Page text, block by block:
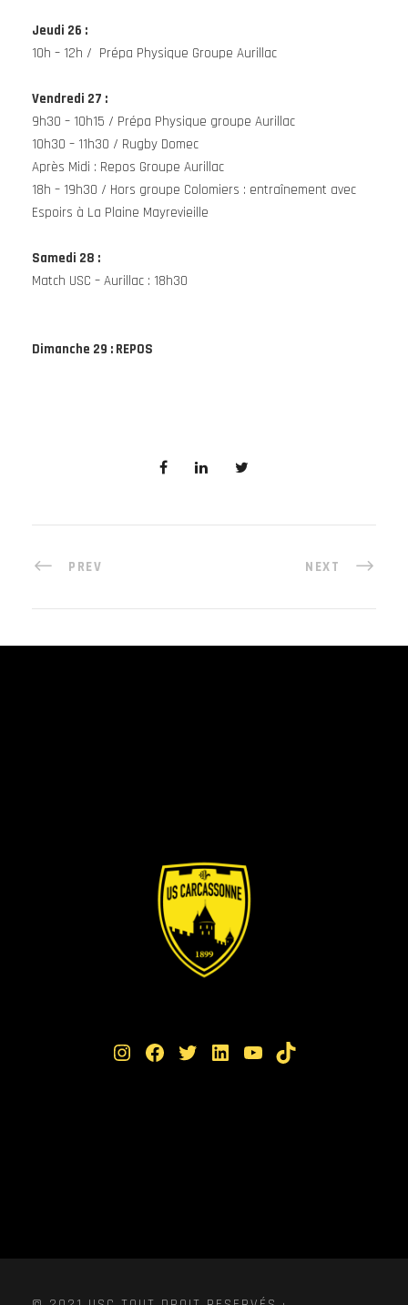
Jeudi 26 :
10h – 12h / Prépa Physique Groupe Aurillac
Vendredi 27 :
9h30 – 10h15 / Prépa Physique groupe Aurillac
10h30 – 11h30 / Rugby Domec
Après Midi : Repos Groupe Aurillac
18h – 19h30 / Hors groupe Colomiers : entraînement avec
Espoirs à La Plaine Mayrevieille
Samedi 28 :
Match USC – Aurillac : 18h30
Dimanche 29 : REPOS
PREV NEXT
Instagram Facebook Twitter LinkedIn YouTube TikTok